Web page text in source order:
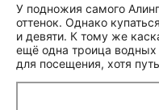
У подножия самого
оттенок. Однако
и девяти. К тому же
ещё одна троица
для посещения, хотя